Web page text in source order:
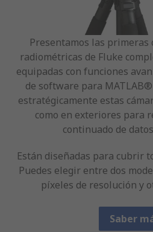
Presentamos las
radiométricas de Fluke
equipadas con funciones
de software para
estratégicamente estas
como en exteriores para
continuado de
Están diseñadas para cubrir
Puedes elegir entre dos
píxeles de resolución y
Saber